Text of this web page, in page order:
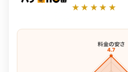
★★★★★
料金の安さ
4.7